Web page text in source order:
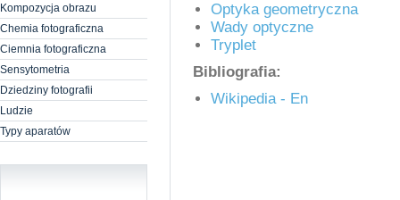
Kompozycja obrazu
Chemia fotograficzna
Ciemnia fotograficzna
Sensytometria
Dziedziny fotografii
Ludzie
Typy aparatów
Optyka geometryczna
Wady optyczne
Tryplet
Bibliografia:
Wikipedia - En